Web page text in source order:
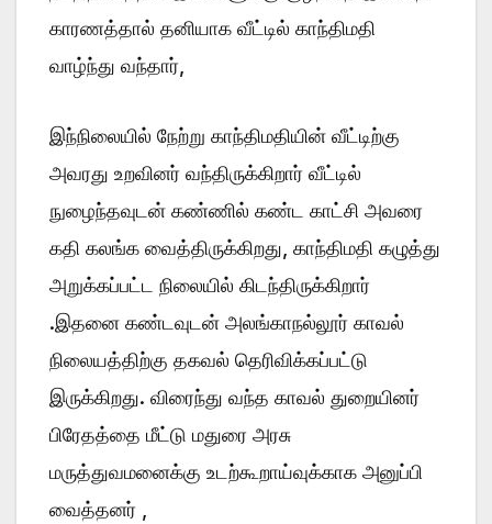
காரணத்தால் தனியாக வீட்டில் காந்திமதி
வாழ்ந்து வந்தார்,
இந்நிலையில் நேற்று காந்திமதியின் வீட்டிற்கு
அவரது உறவினர் வந்திருக்கிறார் வீட்டில்
நுழைந்தவுடன் கண்ணில் கண்ட காட்சி அவரை
கதி கலங்க வைத்திருக்கிறது, காந்திமதி கழுத்து
அறுக்கப்பட்ட நிலையில் கிடந்திருக்கிறார்
.இதனை கண்டவுடன் அலங்காநல்லூர் காவல்
நிலையத்திற்கு தகவல் தெரிவிக்கப்பட்டு
இருக்கிறது. விரைந்து வந்த காவல் துறையினர்
பிரேதத்தை மீட்டு மதுரை அரசு
மருத்துவமனைக்கு உடற்கூறாய்வுக்காக அனுப்பி
வைத்தனர் ,